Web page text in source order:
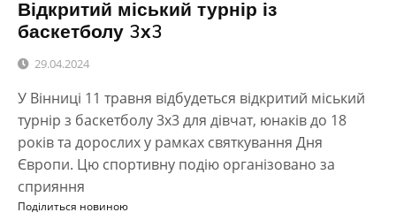
Відкритий міський турнір із
баскетболу 3х3
29.04.2024
У Вінниці 11 травня відбудеться відкритий міський
турнір з баскетболу 3х3 для дівчат, юнаків до 18
років та дорослих у рамках святкування Дня
Європи. Цю спортивну подію організовано за
сприяння
Поділиться новиною